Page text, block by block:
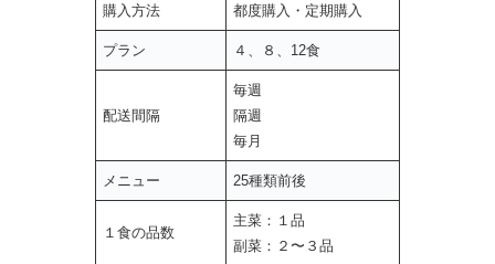
購入方法 都度購入・定期購入
プラン ４、８、12食
配送間隔
毎週
隔週
毎月
メニュー 25種類前後
１食の品数
主菜：１品
副菜：２〜３品